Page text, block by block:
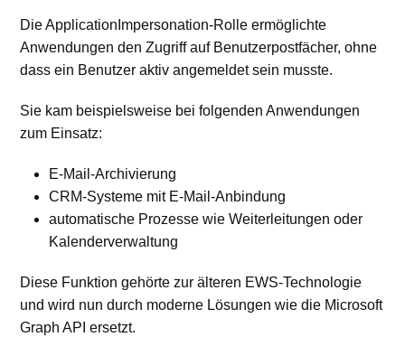
Die ApplicationImpersonation-Rolle ermöglichte
Anwendungen den Zugriff auf Benutzerpostfächer, ohne
dass ein Benutzer aktiv angemeldet sein musste.
Sie kam beispielsweise bei folgenden Anwendungen
zum Einsatz:
E-Mail-Archivierung
CRM-Systeme mit E-Mail-Anbindung
automatische Prozesse wie Weiterleitungen oder
Kalenderverwaltung
Diese Funktion gehörte zur älteren EWS-Technologie
und wird nun durch moderne Lösungen wie die Microsoft
Graph API ersetzt.